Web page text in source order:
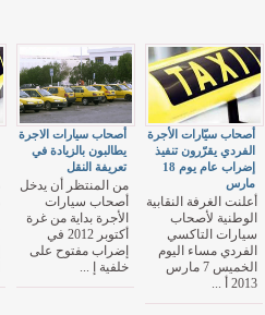
أصحاب سيارات الاجرة
يطالبون بالزيادة في
تعريفة النقل
من المنتظر أن يدخل
أصحاب سيارات
الأجرة بداية من غرة
أكتوبر 2012 في
إضراب مفتوح على
خلفية إ ...
أصحاب سيّارات الأجرة
الفردي يقرّرون تنفيذ
إضراب عام يوم 18
مارس
أعلنت الغرفة النقابية
الوطنية لأصحاب
سيارات التاكسي
الفردي مساء اليوم
الخميس 7 مارس
2013 أ ...